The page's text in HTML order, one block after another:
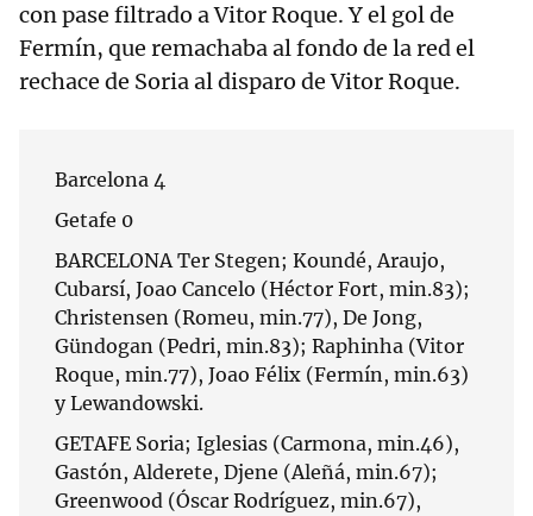
con pase filtrado a Vitor Roque. Y el gol de
Fermín, que remachaba al fondo de la red el
rechace de Soria al disparo de Vitor Roque.
Barcelona 4
Getafe 0
BARCELONA Ter Stegen; Koundé, Araujo,
Cubarsí, Joao Cancelo (Héctor Fort, min.83);
Christensen (Romeu, min.77), De Jong,
Gündogan (Pedri, min.83); Raphinha (Vitor
Roque, min.77), Joao Félix (Fermín, min.63)
y Lewandowski.
GETAFE Soria; Iglesias (Carmona, min.46),
Gastón, Alderete, Djene (Aleñá, min.67);
Greenwood (Óscar Rodríguez, min.67),